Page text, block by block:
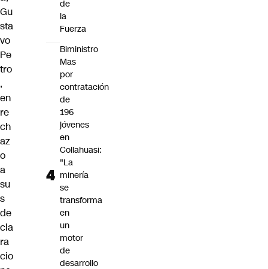
Gu
sta
vo
Pe
tro
,
en
re
ch
az
o
a
su
s
de
cla
ra
cio
de
la
Fuerza
Biministro
Mas
por
contratación
de
196
jóvenes
en
Collahuasi:
"La
minería
se
transforma
en
un
motor
de
desarrollo